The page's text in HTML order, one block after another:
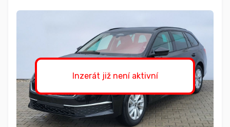
Inzerát již není aktivní